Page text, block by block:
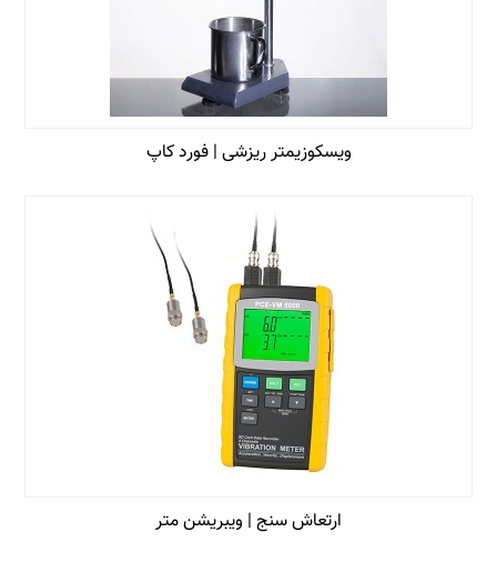
ویسکوزیمتر ریزشی | فورد کاپ
ارتعاش سنج | ویبریشن متر